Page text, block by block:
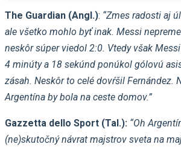
The Guardian (Angl.): “Zmes radosti aj
ale všetko mohlo byť inak. Messi
neskôr súper viedol 2:0. Vtedy však
4 minúty a 18 sekúnd ponúkol gólovú
zásah. Neskôr to celé dovŕšil Fernández.
Argentína by bola na ceste domov.”
Gazzetta dello Sport (Tal.): “Oh
(ne)skutočný návrat majstrov sveta na